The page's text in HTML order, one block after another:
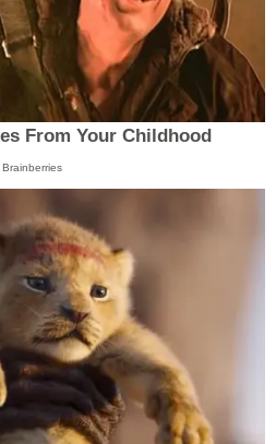
From Your Childhood
Brainberries